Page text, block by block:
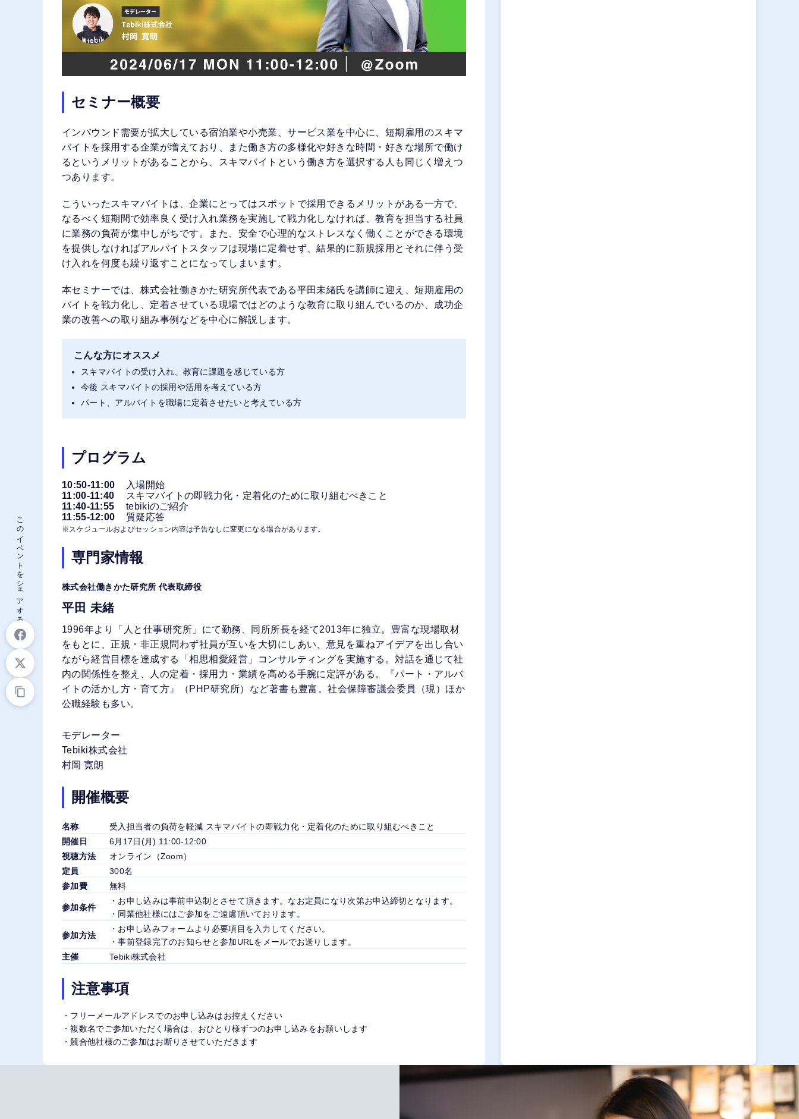
このイベントをシェアする
セミナー概要
インバウンド需要が拡大している宿泊業や小売業、サービス業を中心に、短期雇用のスキマ
バイトを採用する企業が増えており、また働き方の多様化や好きな時間・好きな場所で働け
るというメリットがあることから、スキマバイトという働き方を選択する人も同じく増えつ
つあります。
こういったスキマバイトは、企業にとってはスポットで採用できるメリットがある一方で、
なるべく短期間で効率良く受け入れ業務を実施して戦力化しなければ、教育を担当する社員
に業務の負荷が集中しがちです。また、安全で心理的なストレスなく働くことができる環境
を提供しなければアルバイトスタッフは現場に定着せず、結果的に新規採用とそれに伴う受
け入れを何度も繰り返すことになってしまいます。
本セミナーでは、株式会社働きかた研究所代表である平田未緒氏を講師に迎え、短期雇用の
バイトを戦力化し、定着させている現場ではどのような教育に取り組んでいるのか、成功企
業の改善への取り組み事例などを中心に解説します。
こんな方にオススメ
スキマバイトの受け入れ、教育に課題を感じている方
今後 スキマバイトの採用や活用を考えている方
パート、アルバイトを職場に定着させたいと考えている方
プログラム
10:50-11:00
入場開始
11:00-11:40
スキマバイトの即戦力化・定着化のために取り組むべきこと
11:40-11:55
tebikiのご紹介
11:55-12:00
質疑応答
※スケジュールおよびセッション内容は予告なしに変更になる場合があります。
専門家情報
株式会社働きかた研究所 代表取締役
平田 未緒
1996年より「人と仕事研究所」にて勤務、同所所長を経て2013年に独立。豊富な現場取材
をもとに、正規・非正規問わず社員が互いを大切にしあい、意見を重ねアイデアを出し合い
ながら経営目標を達成する「相思相愛経営」コンサルティングを実施する。対話を通じて社
内の関係性を整え、人の定着・採用力・業績を高める手腕に定評がある。『パート・アルバ
イトの活かし方・育て方』（PHP研究所）など著書も豊富。社会保障審議会委員（現）ほか
公職経験も多い。
モデレーター
Tebiki株式会社
村岡 寛朗
開催概要
名称
受入担当者の負荷を軽減 スキマバイトの即戦力化・定着化のために取り組むべきこと
開催日
6月17日(月) 11:00-12:00
視聴方法
オンライン（Zoom）
定員
300名
参加費
無料
参加条件
・お申し込みは事前申込制とさせて頂きます。なお定員になり次第お申込締切となります。
・同業他社様にはご参加をご遠慮頂いております。
参加方法
・お申し込みフォームより必要項目を入力してください。
・事前登録完了のお知らせと参加URLをメールでお送りします。
主催
Tebiki株式会社
注意事項
・フリーメールアドレスでのお申し込みはお控えください
・複数名でご参加いただく場合は、おひとり様ずつのお申し込みをお願いします
・競合他社様のご参加はお断りさせていただきます